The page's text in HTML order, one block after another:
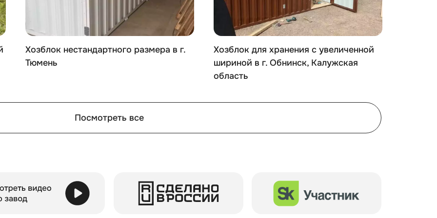
идеален для любых задач хранения. Вы сможете разместить здесь любое имущество, чтобы
рационально организовать пространство, можно использовать любые системы хранения. Мы
Хозблок нестандартного размера в г.
Тюмень
Хозблок для хранения с увеличенной
шириной в г. Обнинск, Калужская
область
Посмотреть все